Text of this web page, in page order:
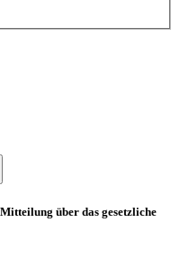
über das gesetzliche